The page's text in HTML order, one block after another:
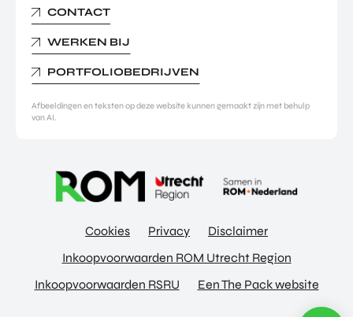
CONTACT
WERKEN BIJ
PORTFOLIOBEDRIJVEN
Afbeeldingen en teksten op deze website kunnen gemaakt zijn met behulp
van AI.
Cookies Privacy
Disclaimer
Inkoopvoorwaarden ROM Utrecht Region
Inkoopvoorwaarden RSRU
Een The Pack website